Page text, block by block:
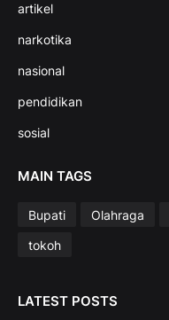
artikel
narkotika
nasional
pendidikan
sosial
MAIN TAGS
Bupati Olahraga
tokoh
LATEST POSTS